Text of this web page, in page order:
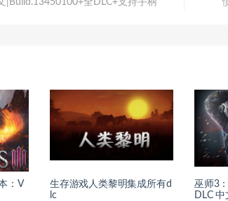
|Build.13450100+全DLC+支持手柄
：V
生存游戏人类黎明集成所有d
lc
巫师3
DLC